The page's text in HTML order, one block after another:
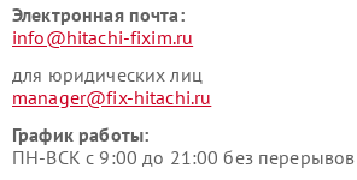
Электронная почта:
info@hitachi-fixim.ru
для юридических лиц
manager@fix-hitachi.ru
График работы:
ПН-ВСК с 9:00 до 21:00 без